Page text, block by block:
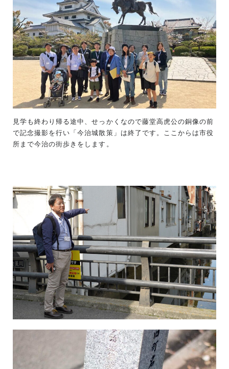
見学も終わり帰る途中、せっかくなので藤堂高虎公の銅像の前
で記念撮影を行い「今治城散策」は終了です。ここからは市役
所まで今治の街歩きをします。